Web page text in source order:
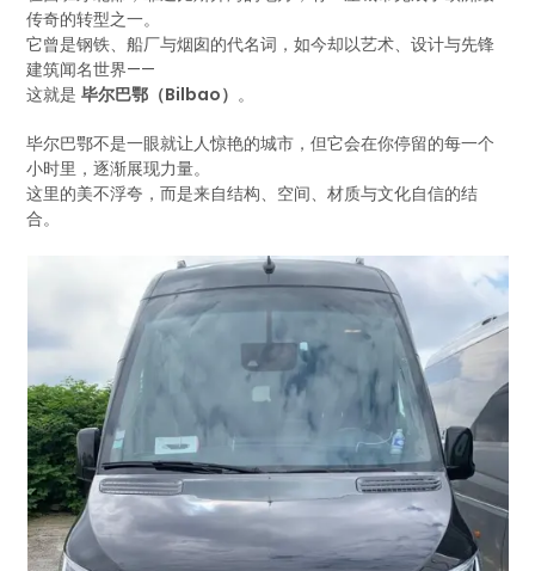
传奇的转型之一。
它曾是钢铁、船厂与烟囱的代名词，如今却以艺术、设计与先锋
建筑闻名世界——
这就是毕尔巴鄂（Bilbao） 。
毕尔巴鄂不是一眼就让人惊艳的城市，但它会在你停留的每一个
小时里，逐渐展现力量。
这里的美不浮夸，而是来自结构、空间、材质与文化自信的结
合。